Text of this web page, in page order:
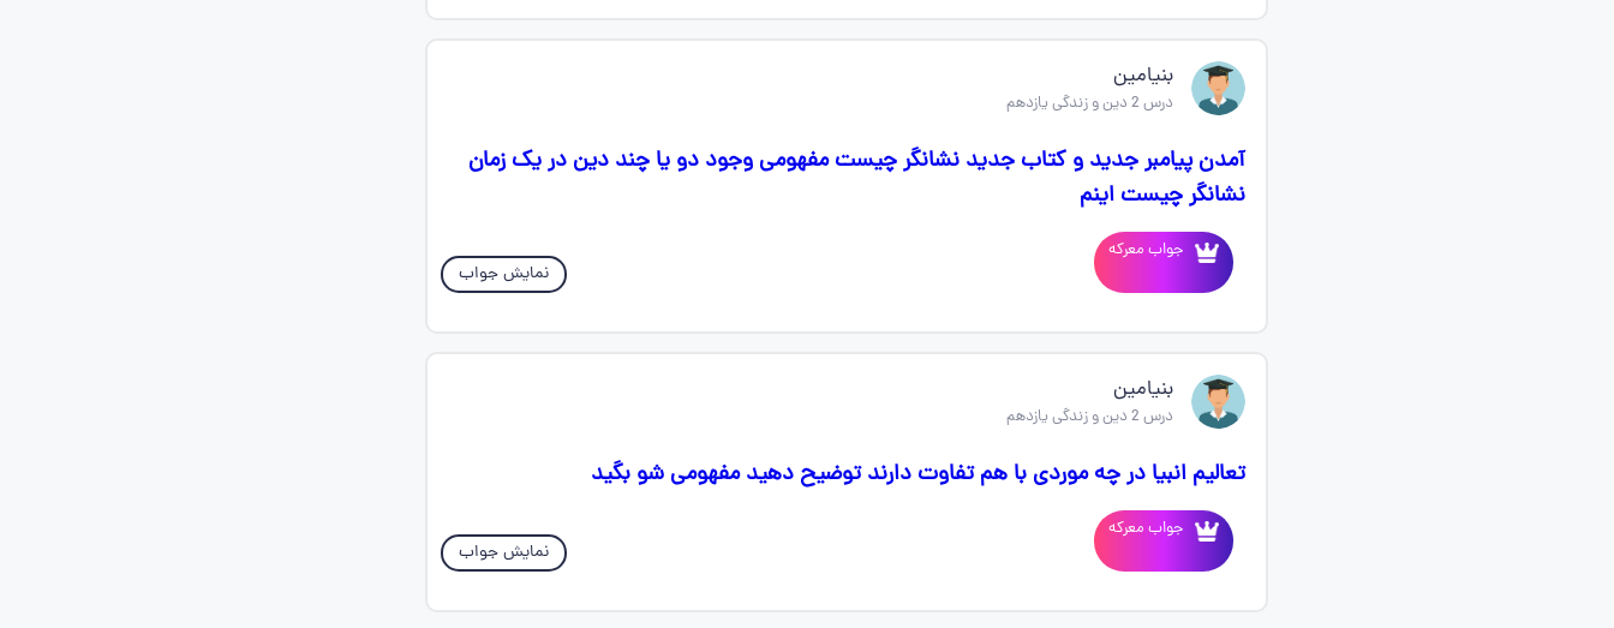
بنیامین
درس 2 دین و زندگی یازدهم
آمدن پیامبر جدید و کتاب جدید نشانگر چیست مفهومی وجود دو یا چند دین در یک زمان
نشانگر چیست اینم
جواب معرکه
نمایش جواب
بنیامین
درس 2 دین و زندگی یازدهم
تعالیم انبیا در چه موردی با هم تفاوت دارند توضیح دهید مفهومی شو بگید
جواب معرکه
نمایش جواب